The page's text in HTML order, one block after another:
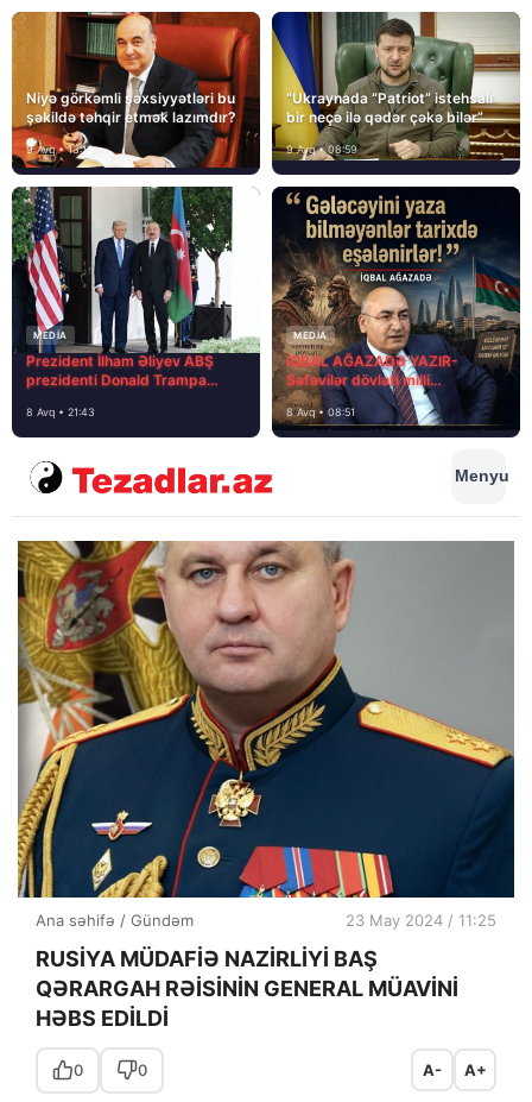
Niyə görkəmli şəxsiyyətləri bu
şəkildə təhqir etmək lazımdır?
9 Avq • 13:16
“Ukraynada “Patriot” istehsalı
bir neçə ilə qədər çəkə bilər”
9 Avq • 08:59
MEDİA
Prezident İlham Əliyev ABŞ
prezidenti Donald Trampa
8 Avq • 21:43
MEDİA
İQBAL AĞAZADƏ YAZIR-
Səfəvilər dövləti milli
dövlətdirmi?
8 Avq • 08:51
Menyu
Ana səhifə / Gündəm 23 May 2024 / 11:25
RUSİYA MÜDAFİƏ NAZİRLİYİ BAŞ
QƏRARGAH RƏİSİNİN GENERAL MÜAVİNİ
HƏBS EDİLDİ
0 0 A- A+